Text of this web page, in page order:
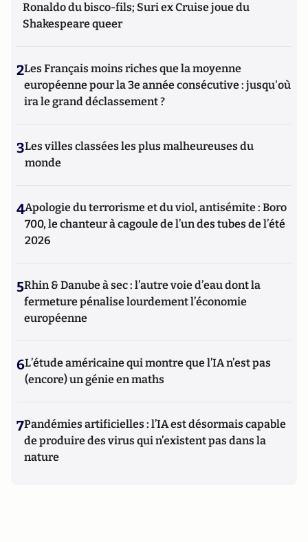
Ronaldo du bisco-fils; Suri ex Cruise joue du
Shakespeare queer
2Les Français moins riches que la moyenne
européenne pour la 3e année consécutive : jusqu'où
ira le grand déclassement ?
3Les villes classées les plus malheureuses du
monde
4Apologie du terrorisme et du viol, antisémite : Boro
700, le chanteur à cagoule de l’un des tubes de l’été
2026
5Rhin & Danube à sec : l’autre voie d’eau dont la
fermeture pénalise lourdement l’économie
européenne
6L’étude américaine qui montre que l’IA n’est pas
(encore) un génie en maths
7Pandémies artificielles : l’IA est désormais capable
de produire des virus qui n’existent pas dans la
nature